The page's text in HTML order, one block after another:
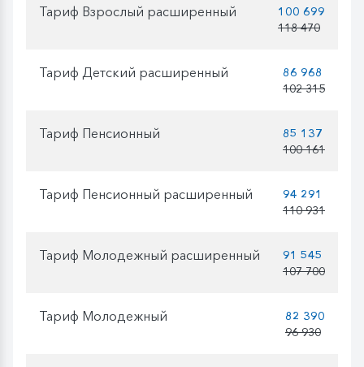
Тариф Взрослый расширенный
100 699
118 470
Тариф Детский расширенный
86 968
102 315
Тариф Пенсионный
85 137
100 161
Тариф Пенсионный расширенный
94 291
110 931
Тариф Молодежный расширенный
91 545
107 700
Тариф Молодежный
82 390
96 930